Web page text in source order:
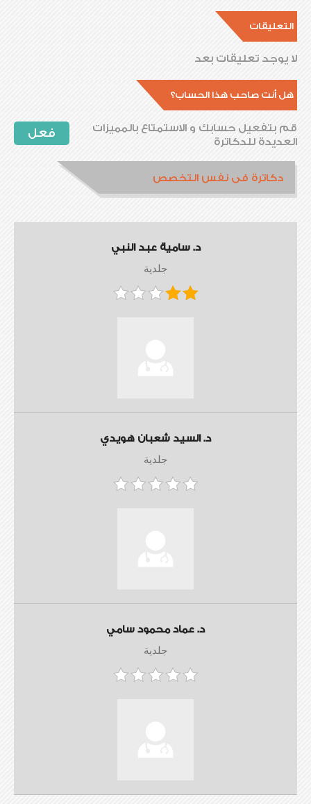
التعليقات
لا يوجد تعليقات بعد
هل أنت صاحب هذا الحساب؟
فعل
قم بتفعيل حسابك و الاستمتاع بالمميزات
العديدة للدكاترة
دكاترة فى نفس التخصص
د. سامية عبد النبي
جلدية
د. السيد شعبان هويدي
جلدية
د. عماد محمود سامي
جلدية